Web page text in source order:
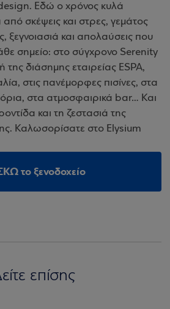
Εδώ ο χρόνος κυλά
σκέψεις και στρες, γεμάτος
ξεγνοιασιά και απολαύσεις που
σημείο: στο σύγχρονο Serenity
διάσημης εταιρείας ESPA,
στις πανέμορφες πισίνες, στα
στα ατμοσφαιρικά bar… Και
και τη ζεστασιά της
Καλωσορίσατε στο Elysium
το ξενοδοχείο
επίσης